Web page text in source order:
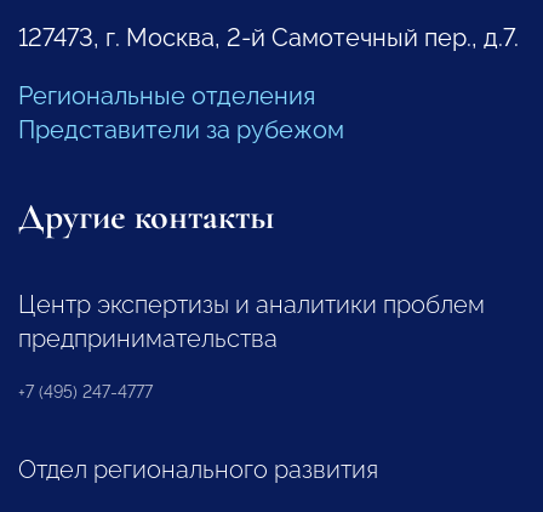
127473, г. Москва, 2-й Самотечный пер., д.7.
Региональные отделения
Представители за рубежом
Другие контакты
Центр экспертизы и аналитики проблем
предпринимательства
+7 (495) 247-4777
Отдел регионального развития